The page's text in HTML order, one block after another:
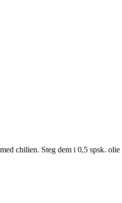
chilien. Steg dem i 0,5 spsk.